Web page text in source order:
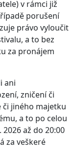
v rámci již
porušení
právo vyloučit
a to bez
za pronájem
ani
zničení či
jiného majetku
a to po celou
až do 20:00
za veškeré